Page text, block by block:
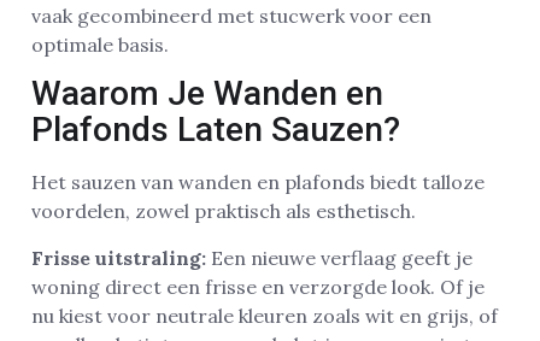
vaak gecombineerd met stucwerk voor een
optimale basis.
Waarom Je Wanden en
Plafonds Laten Sauzen?
Het sauzen van wanden en plafonds biedt talloze
voordelen, zowel praktisch als esthetisch.
Frisse uitstraling: Een nieuwe verflaag geeft je
woning direct een frisse en verzorgde look. Of je
nu kiest voor neutrale kleuren zoals wit en grijs, of